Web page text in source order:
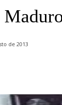
de 2013